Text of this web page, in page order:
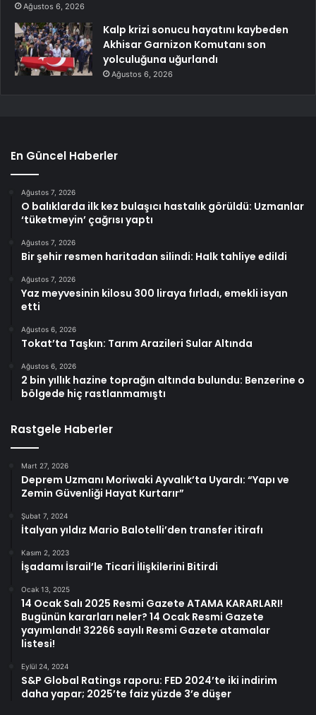
Ağustos 6, 2026
Kalp krizi sonucu hayatını kaybeden
Akhisar Garnizon Komutanı son
yolculuğuna uğurlandı
Ağustos 6, 2026
En Güncel Haberler
Ağustos 7, 2026
O balıklarda ilk kez bulaşıcı hastalık görüldü: Uzmanlar
‘tüketmeyin’ çağrısı yaptı
Ağustos 7, 2026
Bir şehir resmen haritadan silindi: Halk tahliye edildi
Ağustos 7, 2026
Yaz meyvesinin kilosu 300 liraya fırladı, emekli isyan
etti
Ağustos 6, 2026
Tokat’ta Taşkın: Tarım Arazileri Sular Altında
Ağustos 6, 2026
2 bin yıllık hazine toprağın altında bulundu: Benzerine o
bölgede hiç rastlanmamıştı
Rastgele Haberler
Mart 27, 2026
Deprem Uzmanı Moriwaki Ayvalık’ta Uyardı: “Yapı ve
Zemin Güvenliği Hayat Kurtarır”
Şubat 7, 2024
İtalyan yıldız Mario Balotelli’den transfer itirafı
Kasım 2, 2023
İşadamı İsrail’le Ticari İlişkilerini Bitirdi
Ocak 13, 2025
14 Ocak Salı 2025 Resmi Gazete ATAMA KARARLARI!
Bugünün kararları neler? 14 Ocak Resmi Gazete
yayımlandı! 32266 sayılı Resmi Gazete atamalar
listesi!
Eylül 24, 2024
S&P Global Ratings raporu: FED 2024’te iki indirim
daha yapar; 2025’te faiz yüzde 3’e düşer